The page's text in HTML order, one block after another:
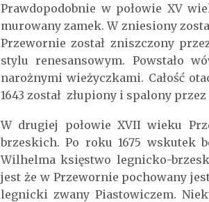
Prawdopodobnie w połowie XV
murowany zamek. W zniesiony
Przewornie został zniszczony
stylu renesansowym. Powstało
narożnymi wieżyczkami. Całość
1643 został złupiony i spalony przez
W drugiej połowie XVII wieku
brzeskich. Po roku 1675 wskutek
Wilhelma księstwo legnicko-
jest że w Przewornie pochowany
legnicki zwany Piastowiczem.